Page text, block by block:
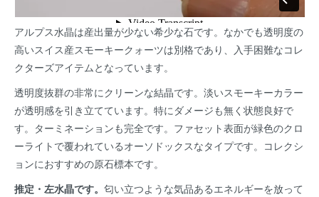
アルプス水晶は産出量が少ない希少な石です。なかでも透明度の
高いスイス産スモーキークォーツは別格であり、入手困難なコレ
クターズアイテムとなっています。
透明度抜群の非常にクリーンな結晶です。淡いスモーキーカラー
が透明感を引き立てています。特にダメージも無く状態良好で
す。ターミネーションも完全です。ファセット表面が緑色のクロ
ーライトで覆われているオーソドックスなタイプです。コレクシ
ョンにおすすめの原石標本です。
推定・左水晶です。 匂い立つような気品あるエネルギーを放って